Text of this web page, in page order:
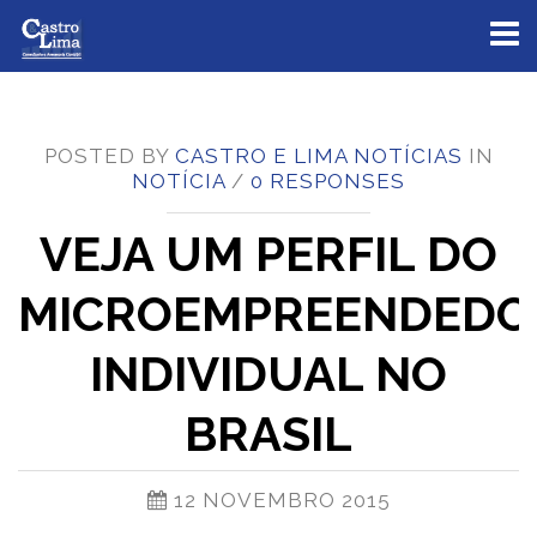
POSTED BY CASTRO E LIMA NOTÍCIAS IN
NOTÍCIA / 0 RESPONSES
VEJA UM PERFIL DO
INDIVIDUAL NO
BRASIL
12 NOVEMBRO 2015